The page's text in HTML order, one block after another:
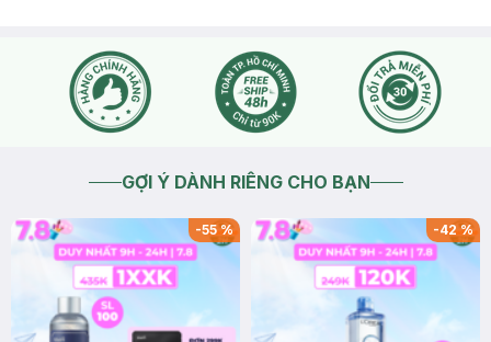
GỢI Ý DÀNH RIÊNG CHO BẠN
-55% -42%